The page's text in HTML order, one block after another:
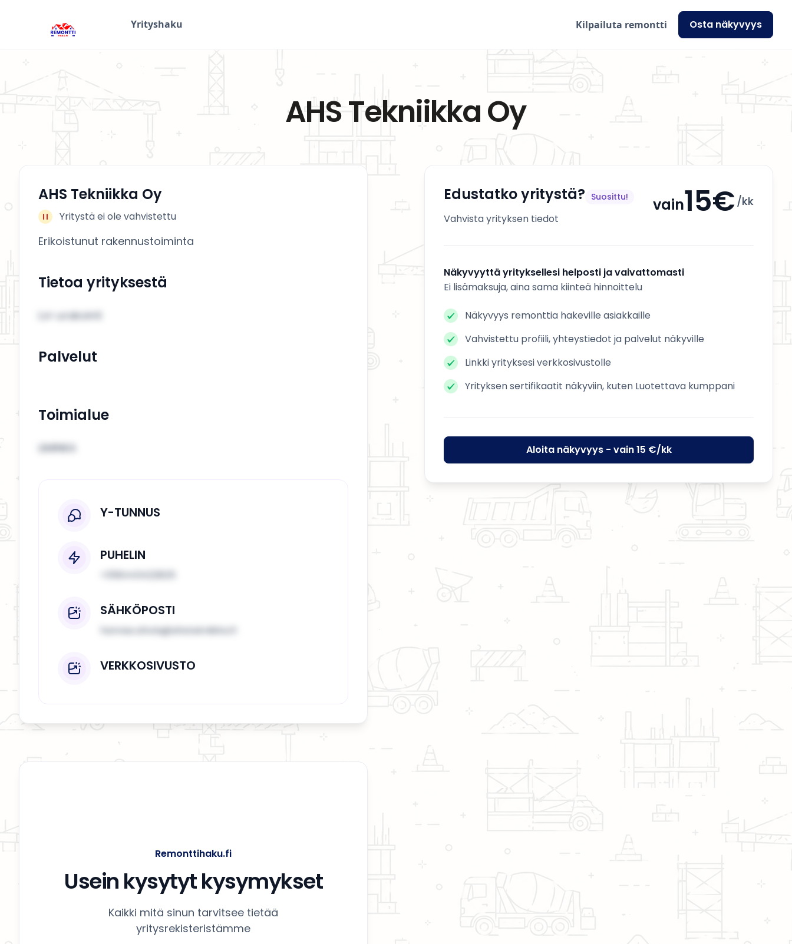
Yrityshaku Kilpailuta remontti Osta näkyvyys
AHS Tekniikka Oy
AHS Tekniikka Oy
Yritystä ei ole vahvistettu
Erikoistunut rakennustoiminta
Tietoa yrityksestä
Lvi-urakointi
Palvelut
Toimialue
LIMINKA
Y-TUNNUS
PUHELIN
SÄHKÖPOSTI
hannes.ahola@ahstekniikka.fi
VERKKOSIVUSTO
Edustatko yritystä? Suosittu!
Vahvista yrityksen tiedot
vain15€ /kk
Näkyvyyttä yrityksellesi helposti ja vaivattomasti
Ei lisämaksuja, aina sama kiinteä hinnoittelu
Näkyvyys remonttia hakeville asiakkaille
Vahvistettu profiili, yhteystiedot ja palvelut näkyville
Linkki yrityksesi verkkosivustolle
Yrityksen sertifikaatit näkyviin, kuten Luotettava kumppani
Aloita näkyvyys - vain 15 €/kk
Remonttihaku.fi
Usein kysytyt kysymykset
Kaikki mitä sinun tarvitsee tietää
yritysrekisteristämme